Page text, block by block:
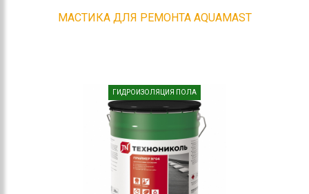
МАСТИКА ДЛЯ РЕМОНТА AQUAMAST
ГИДРОИЗОЛЯЦИЯ ПОЛА